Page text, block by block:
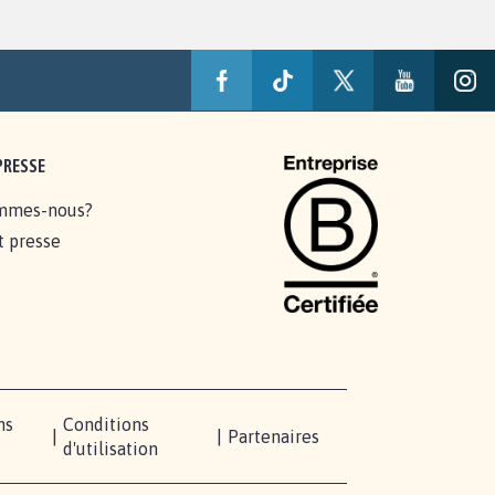
nous?
presse
Conditions
d'utilisation
Partenaires